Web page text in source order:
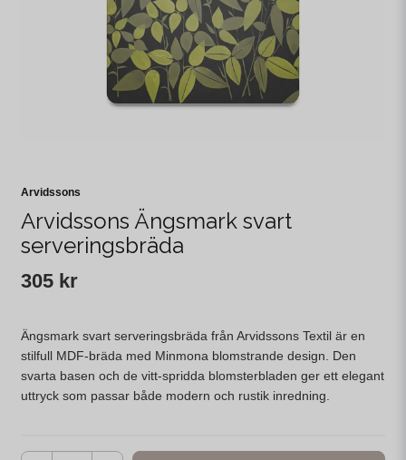
Arvidssons
Arvidssons Ängsmark svart
serveringsbräda
305 kr
Ängsmark svart serveringsbräda från Arvidssons Textil är en
stilfull MDF-bräda med Minmona blomstrande design. Den
svarta basen och de vitt-spridda blomsterbladen ger ett elegant
uttryck som passar både modern och rustik inredning.